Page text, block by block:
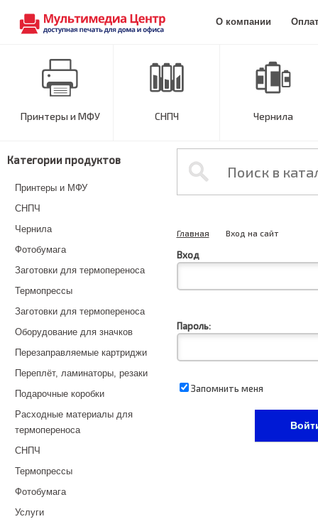
О компании
Принтеры и МФУ СНПЧ Чернила
Категории продуктов
Принтеры и МФУ
СНПЧ
Чернила
Фотобумага
Заготовки для термопереноса
Термопрессы
Заготовки для термопереноса
Оборудование для значков
Перезаправляемые картриджи
Переплёт, ламинаторы, резаки
Подарочные коробки
Расходные материалы для
термопереноса
СНПЧ
Термопрессы
Фотобумага
Услуги
Главная Вход на сайт
Вход
Пароль:
Запомнить меня